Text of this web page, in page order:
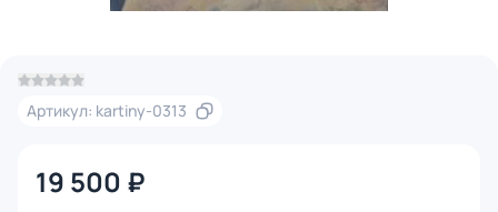
Артикул: kartiny-0313
19 500 ₽